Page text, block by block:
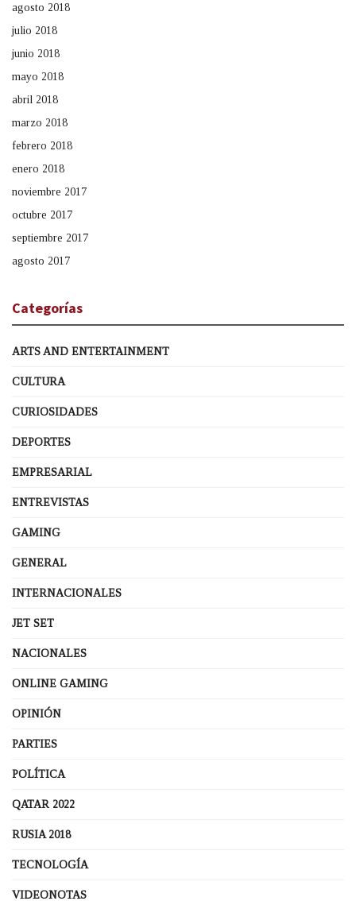
agosto 2018
julio 2018
junio 2018
mayo 2018
abril 2018
marzo 2018
febrero 2018
enero 2018
noviembre 2017
octubre 2017
septiembre 2017
agosto 2017
Categorías
ARTS AND ENTERTAINMENT
CULTURA
CURIOSIDADES
DEPORTES
EMPRESARIAL
ENTREVISTAS
GAMING
GENERAL
INTERNACIONALES
JET SET
NACIONALES
ONLINE GAMING
OPINIÓN
PARTIES
POLÍTICA
QATAR 2022
RUSIA 2018
TECNOLOGÍA
VIDEONOTAS